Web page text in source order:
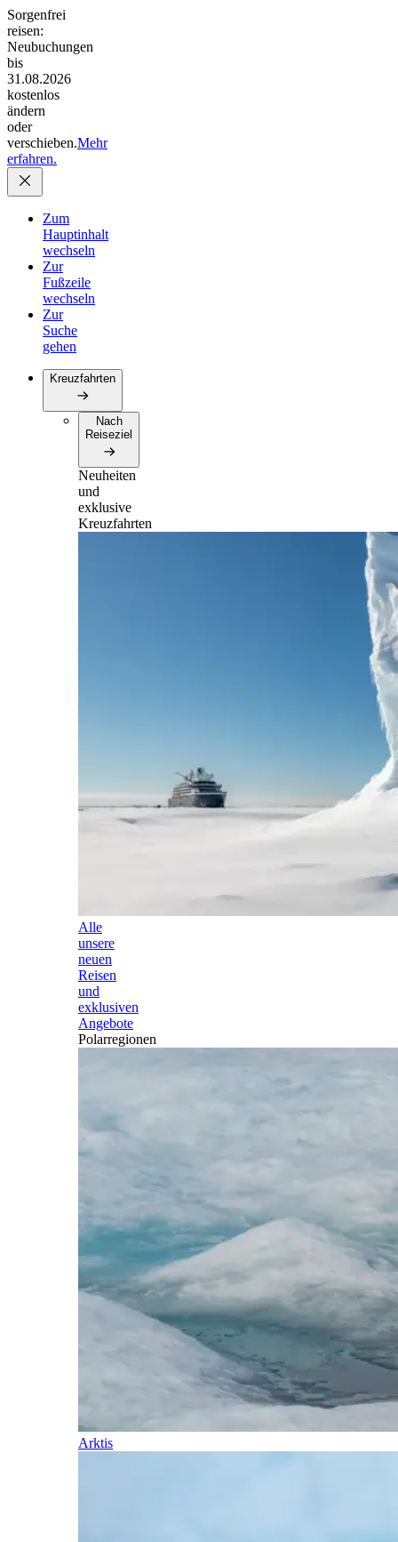
Sorgenfrei
reisen:
Neubuchungen
bis
31.08.2026
kostenlos
ändern
oder
verschieben.Mehr
erfahren.
Zum
Hauptinhalt
wechseln
Zur
Fußzeile
wechseln
Zur
Suche
gehen
Kreuzfahrten
Nach
Reiseziel
Neuheiten
und
exklusive
Kreuzfahrten
Alle
unsere
neuen
Reisen
und
exklusiven
Angebote
Polarregionen
Arktis